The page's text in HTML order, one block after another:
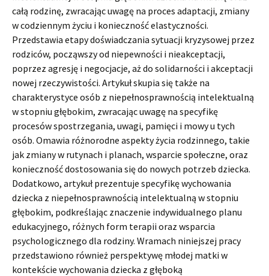
całą rodzinę, zwracając uwagę na proces adaptacji, zmiany
w codziennym życiu i konieczność elastyczności.
Przedstawia etapy doświadczania sytuacji kryzysowej przez
rodziców, począwszy od niepewności i nieakceptacji,
poprzez agresję i negocjacje, aż do solidarności i akceptacji
nowej rzeczywistości. Artykuł skupia się także na
charakterystyce osób z niepełnosprawnością intelektualną
w stopniu głębokim, zwracając uwagę na specyfikę
procesów spostrzegania, uwagi, pamięci i mowy u tych
osób. Omawia różnorodne aspekty życia rodzinnego, takie
jak zmiany w rutynach i planach, wsparcie społeczne, oraz
konieczność dostosowania się do nowych potrzeb dziecka.
Dodatkowo, artykuł prezentuje specyfikę wychowania
dziecka z niepełnosprawnością intelektualną w stopniu
głębokim, podkreślając znaczenie indywidualnego planu
edukacyjnego, różnych form terapii oraz wsparcia
psychologicznego dla rodziny. Wramach niniejszej pracy
przedstawiono również perspektywę młodej matki w
kontekście wychowania dziecka z głęboką